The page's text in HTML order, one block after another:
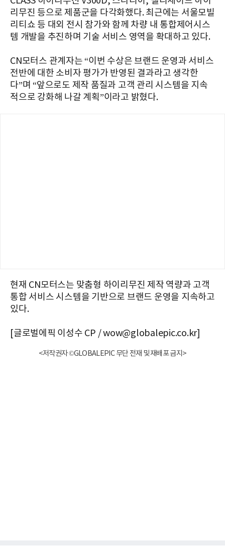
리무진 등으로 제품군을 다각화했다. 최근에는 서울모빌
리티쇼 등 대외 전시 참가와 함께 차량 내 통합제어시스
템 개발을 추진하며 기술 서비스 영역을 확대하고 있다.
CN모터스 관계자는 “이번 수상은 브랜드 운영과 서비스
전반에 대한 소비자 평가가 반영된 결과라고 생각한
다”며 “앞으로도 제작 품질과 고객 관리 시스템을 지속
적으로 강화해 나갈 계획”이라고 밝혔다.
현재 CN모터스는 맞춤형 하이리무진 제작 역량과 고객
통합 서비스 시스템을 기반으로 브랜드 운영을 지속하고
있다.
[글로벌에픽 이성수 CP / wow@globalepic.co.kr]
<저작권자 ©GLOBALEPIC 무단 전재 및 재배포 금지>